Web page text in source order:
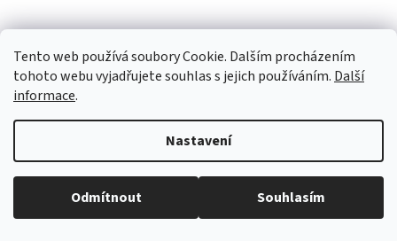
Tento web používá soubory Cookie. Dalším procházením
tohoto webu vyjadřujete souhlas s jejich používáním. Další
informace.
Nastavení
Odmítnout Souhlasím
objednání). Velikosti neodpovídají českým, prosím měřte se. Pokud se
Vám některý model líbí a chtěli byste ho v jiné barvě, tak stačí do
vyhledávání zadat číslo modelu(třeba 1960) a všechny dostupné barvy
se Vám zobrazí. Pas je nejuzší místo na šatech (většinou cca 6cm pod